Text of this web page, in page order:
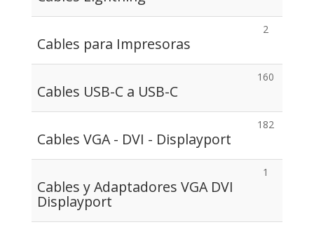
Cables para Impresoras
2
Cables USB-C a USB-C
160
Cables VGA - DVI - Displayport
182
Cables y Adaptadores VGA DVI
Displayport
1